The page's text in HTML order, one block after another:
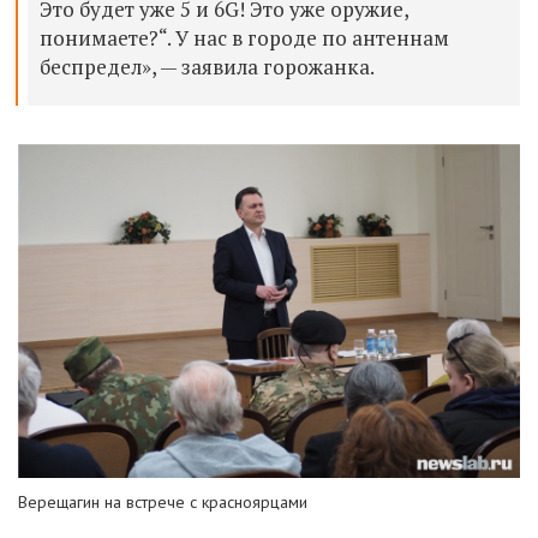
Это будет уже 5 и 6G! Это уже оружие,
понимаете?“. У нас в городе по антеннам
беспредел», — заявила горожанка.
Верещагин на встрече с красноярцами